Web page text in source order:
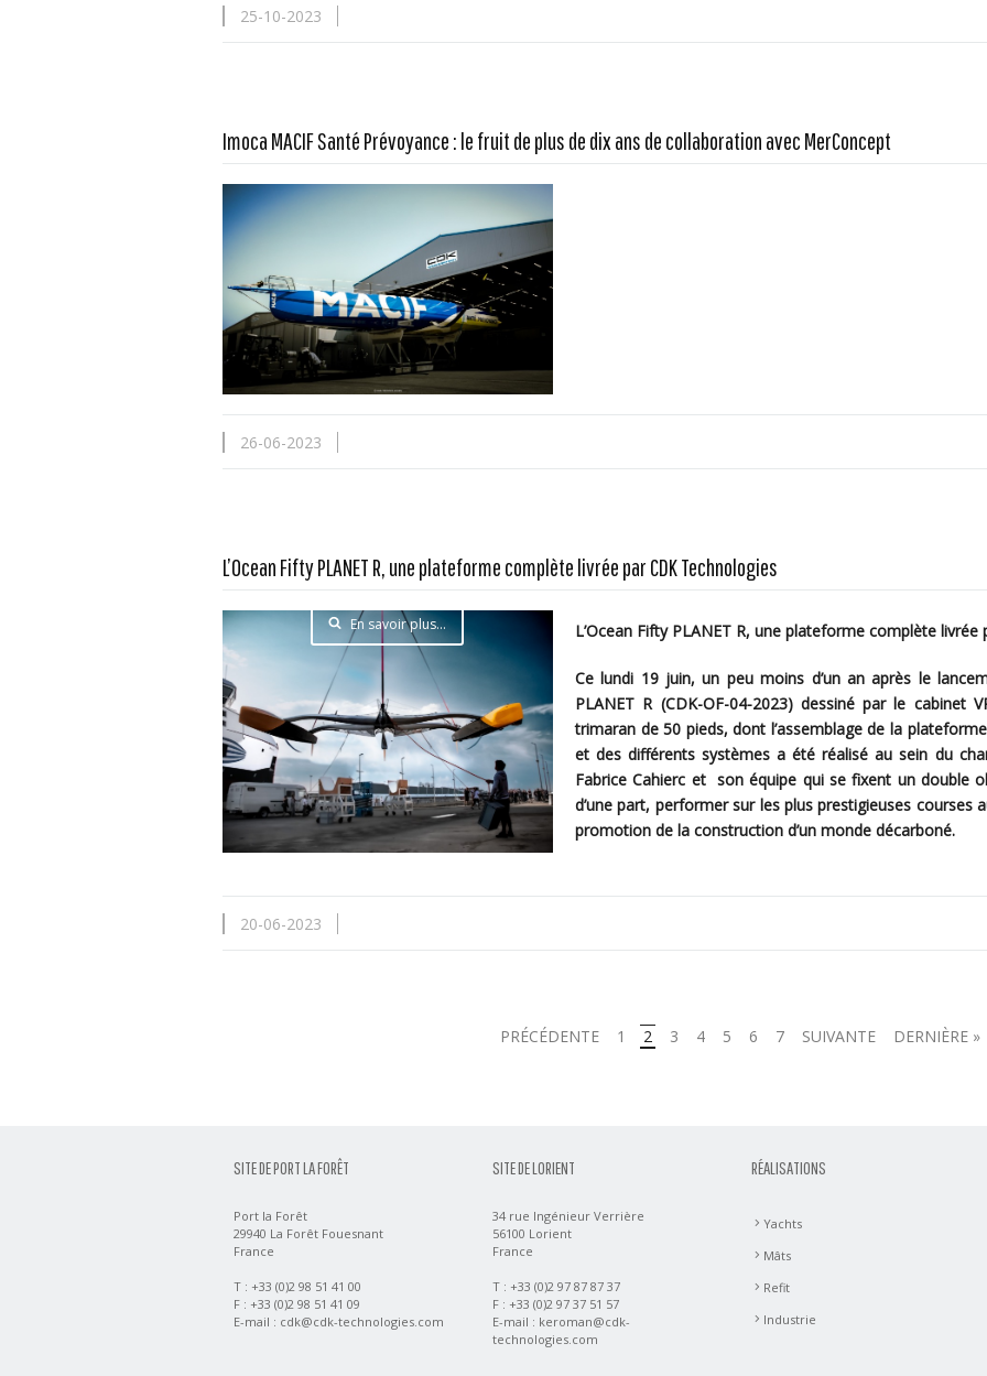
25-10-2023
Imoca MACIF Santé Prévoyance : le fruit de plus de dix ans de collaboration avec MerConcept
En savoir plus...
26-06-2023
L’Ocean Fifty PLANET R, une plateforme complète livrée par CDK Technologies
En savoir plus... L’Ocean Fifty PLANET R, une plateforme complète livrée
Ce lundi 19 juin, un peu moins d’un an après le
PLANET R (CDK-OF-04-2023) dessiné par le cabinet
trimaran de 50 pieds, dont l’assemblage de la
et des différents systèmes a été réalisé au sein du
Fabrice Cahierc et son équipe qui se fixent un double
d’une part, performer sur les plus prestigieuses courses
promotion de la construction d’un monde décarboné.
20-06-2023
PRÉCÉDENTE 1 2 3 4 5 6 7 SUIVANTE DERNIÈRE »
SITE DE PORT LA FORÊT
Port la Forêt
29940 La Forêt Fouesnant
France
T : +33 (0)2 98 51 41 00
F : +33 (0)2 98 51 41 09
E-mail : cdk@cdk-technologies.com
SITE DE LORIENT
34 rue Ingénieur Verrière
56100 Lorient
France
T : +33 (0)2 97 87 87 37
F : +33 (0)2 97 37 51 57
E-mail : keroman@cdk-
technologies.com
RÉALISATIONS
Yachts
Mâts
Refit
Industrie